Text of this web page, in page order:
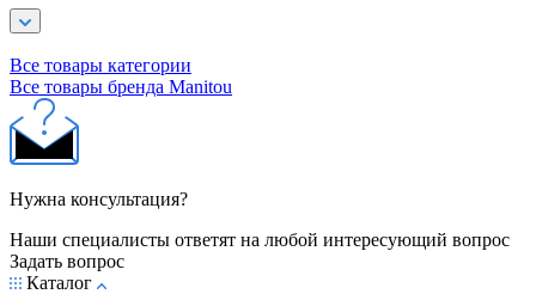
Все товары категории
Все товары бренда Manitou
Нужна консультация?
Наши специалисты ответят на любой интересующий вопрос
Задать вопрос
Каталог